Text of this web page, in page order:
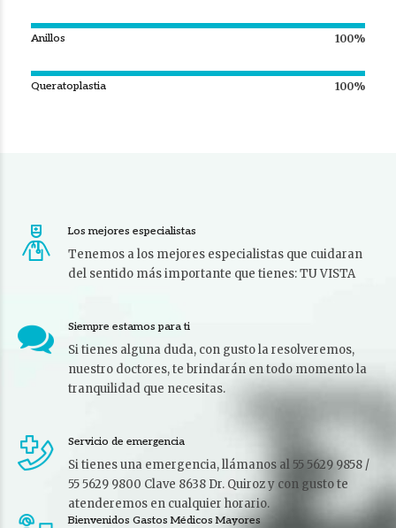
100%
Anillos
100%
Queratoplastia
Los mejores especialistas
Tenemos a los mejores especialistas que cuidaran
del sentido más importante que tienes: TU VISTA
Siempre estamos para ti
Si tienes alguna duda, con gusto la resolveremos,
nuestro doctores, te brindarán en todo momento la
tranquilidad que necesitas.
Servicio de emergencia
Si tienes una emergencia, llámanos al 55 5629 9858 /
55 5629 9800 Clave 8638 Dr. Quiroz y con gusto te
atenderemos en cualquier horario.
Bienvenidos Gastos Médicos Mayores